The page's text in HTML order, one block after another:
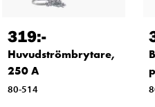
319:-
Huvudströmbrytare,
250 A
80-514